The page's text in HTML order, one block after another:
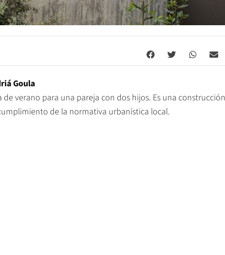
Goula
de verano para una pareja con dos hijos. Es una construcción
de la normativa urbanística local.